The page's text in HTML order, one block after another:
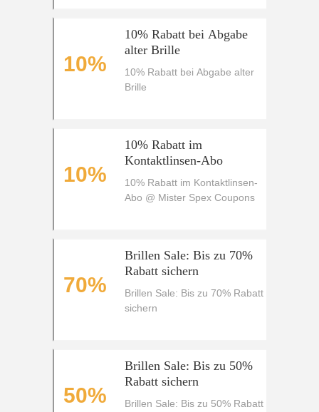
10%
10% Rabatt bei Abgabe
alter Brille
10% Rabatt bei Abgabe alter
Brille
10%
10% Rabatt im
Kontaktlinsen-Abo
10% Rabatt im Kontaktlinsen-
Abo @ Mister Spex Coupons
70%
Brillen Sale: Bis zu 70%
Rabatt sichern
Brillen Sale: Bis zu 70% Rabatt
sichern
50%
Brillen Sale: Bis zu 50%
Rabatt sichern
Brillen Sale: Bis zu 50% Rabatt